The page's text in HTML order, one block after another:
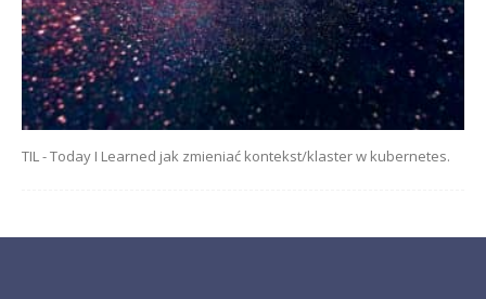
TIL - Today I Learned jak zmieniać kontekst/klaster w kubernetes.